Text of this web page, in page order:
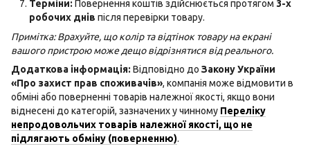
Терміни: Повернення коштів здійснюється протягом 3-х
робочих днів після перевірки товару.
Примітка: Врахуйте, що колір та відтінок товару на екрані
вашого пристрою може дещо відрізнятися від реального.
Додаткова інформація: Відповідно до Закону України
«Про захист прав споживачів», компанія може відмовити в
обміні або поверненні товарів належної якості, якщо вони
віднесені до категорій, зазначених у чинному Переліку
непродовольчих товарів належної якості, що не
підлягають обміну (поверненню).